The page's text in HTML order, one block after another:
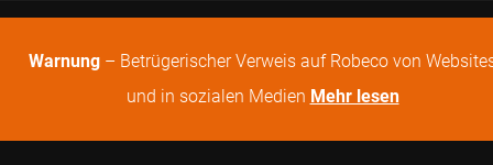
Warnung – Betrügerischer Verweis auf Robeco von
und in sozialen Medien Mehr lesen